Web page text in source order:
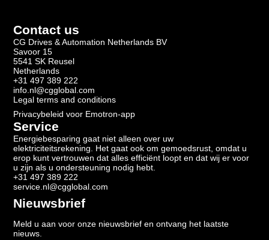
Contact us
CG Drives & Automation Netherlands BV
Savoor 15
5541 SK Reusel
Netherlands
+31 497 389 222
info.nl@cgglobal.com
Legal terms and conditions
Privacybeleid voor Emotron-app
Service
Energiebesparing gaat niet alleen over uw
elektriciteitsrekening. Het gaat ook om gemoedsrust, omdat u
erop kunt vertrouwen dat alles efficiënt loopt en dat wij er voor
u zijn als u ondersteuning nodig hebt.
+31 497 389 222
service.nl@cgglobal.com
Nieuwsbrief
Meld u aan voor onze nieuwsbrief en ontvang het laatste
nieuws.